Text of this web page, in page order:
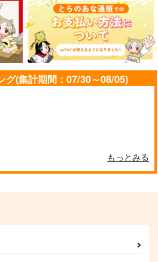
グ(集計期間：07/30～08/05)
もっとみる